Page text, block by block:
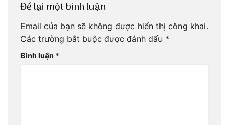
Để lại một bình luận
Email của bạn sẽ không được hiển thị công khai.
Các trường bắt buộc được đánh dấu *
Bình luận *